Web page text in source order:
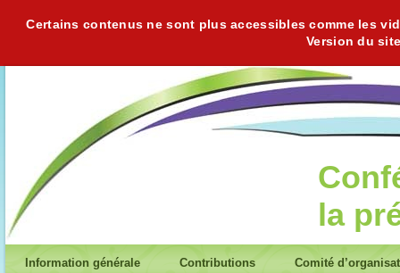
Certains contenus ne sont plus accessibles comme les
Version du
la
Information générale Contributions Comité